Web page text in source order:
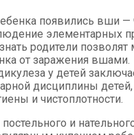
появились вши —
элементарных
родители позволят
от заражения вшами.
у детей
дисциплины детей,
и чистоплотности.
и